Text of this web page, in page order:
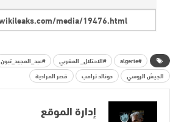
#algerie #الاحتلال_ المغربي #عبد_المجيد_تبون
الجيش الروسي
دونالد ترامب قصر المرادية
إدارة الموقع